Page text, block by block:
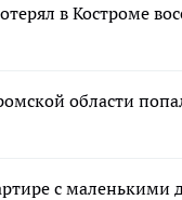
в Костроме
области
с маленькими